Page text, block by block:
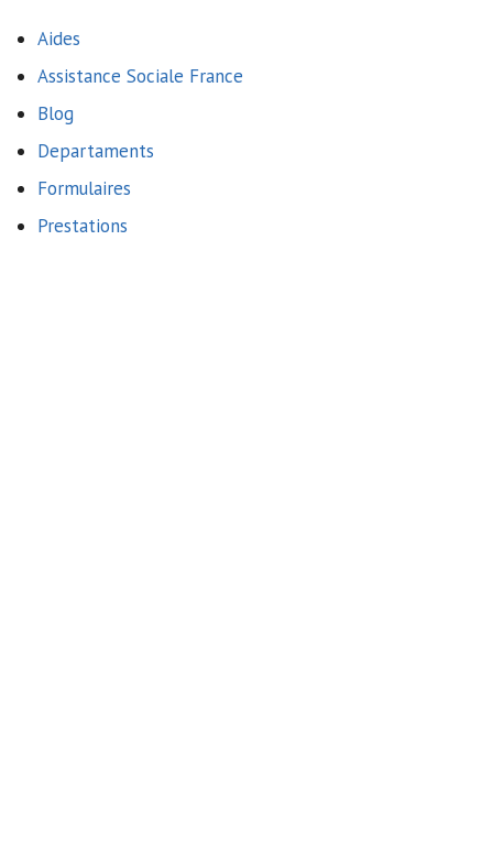
Aides
Assistance Sociale France
Blog
Departaments
Formulaires
Prestations